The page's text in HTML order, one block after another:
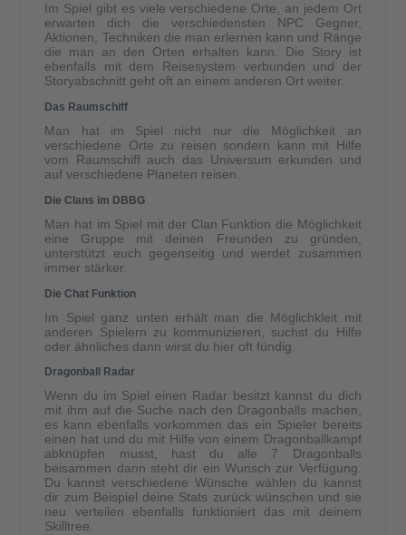
Im Spiel gibt es viele verschiedene Orte, an jedem Ort
erwarten dich die verschiedensten NPC Gegner,
Aktionen, Techniken die man erlernen kann und Ränge
die man an den Orten erhalten kann. Die Story ist
ebenfalls mit dem Reisesystem verbunden und der
Storyabschnitt geht oft an einem anderen Ort weiter.
Das Raumschiff
Man hat im Spiel nicht nur die Möglichkeit an
verschiedene Orte zu reisen sondern kann mit Hilfe
vom Raumschiff auch das Universum erkunden und
auf verschiedene Planeten reisen.
Die Clans im DBBG
Man hat im Spiel mit der Clan Funktion die Möglichkeit
eine Gruppe mit deinen Freunden zu gründen,
unterstützt euch gegenseitig und werdet zusammen
immer stärker.
Die Chat Funktion
Im Spiel ganz unten erhält man die Möglichkleit mit
anderen Spielern zu kommunizieren, suchst du Hilfe
oder ähnliches dann wirst du hier oft fündig.
Dragonball Radar
Wenn du im Spiel einen Radar besitzt kannst du dich
mit ihm auf die Suche nach den Dragonballs machen,
es kann ebenfalls vorkommen das ein Spieler bereits
einen hat und du mit Hilfe von einem Dragonballkampf
abknüpfen musst, hast du alle 7 Dragonballs
beisammen dann steht dir ein Wunsch zur Verfügung.
Du kannst verschiedene Wünsche wählen du kannst
dir zum Beispiel deine Stats zurück wünschen und sie
neu verteilen ebenfalls funktioniert das mit deinem
Skilltree.